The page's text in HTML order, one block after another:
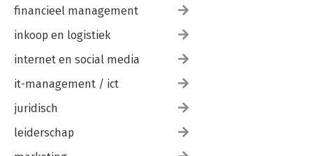
financieel management
inkoop en logistiek
internet en social media
it-management / ict
juridisch
leiderschap